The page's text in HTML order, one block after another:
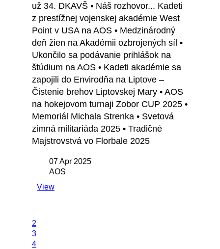
už 34. DKAVŠ • Náš rozhovor... Kadeti
z prestížnej vojenskej akadémie West
Point v USA na AOS • Medzinárodný
deň žien na Akadémii ozbrojených síl •
Ukončilo sa podávanie prihlášok na
štúdium na AOS • Kadeti akadémie sa
zapojili do Envirodňa na Liptove –
Čistenie brehov Liptovskej Mary • AOS
na hokejovom turnaji Zobor CUP 2025 •
Memoriál Michala Strenka • Svetová
zimná militariáda 2025 • Tradičné
Majstrovstvá vo Florbale 2025
07 Apr 2025
AOS
View
2
3
4